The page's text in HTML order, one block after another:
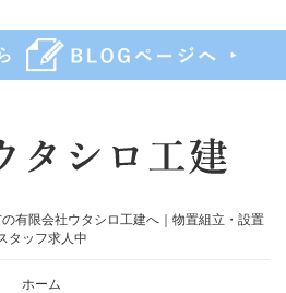
有限会社ウタシロ工建へ｜物置組立・設置
タッフ求人中
ホーム